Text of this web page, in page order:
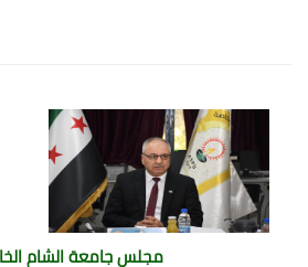
مجلس جامعة الشام